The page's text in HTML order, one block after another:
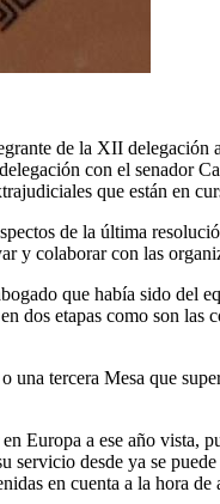
de la XII
con el senador
que están en
de la última
y colaborar con las
que había sido del
dos etapas como son
una tercera Mesa que
Europa a ese año
servicio desde ya se
en cuenta a la hora